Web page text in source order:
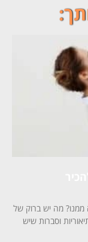
מה יש ברוק של
וסברות שיש